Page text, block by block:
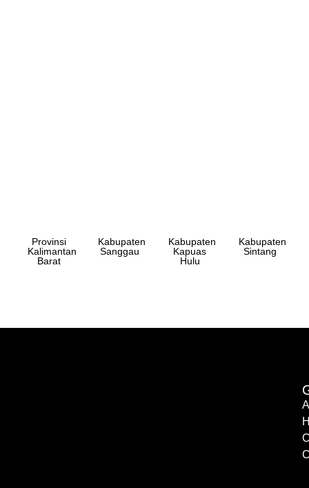
Provinsi
Kalimantan
Barat
Kabupaten
Sanggau
Kabupaten
Kapuas
Hulu
Kabupaten
Sintang